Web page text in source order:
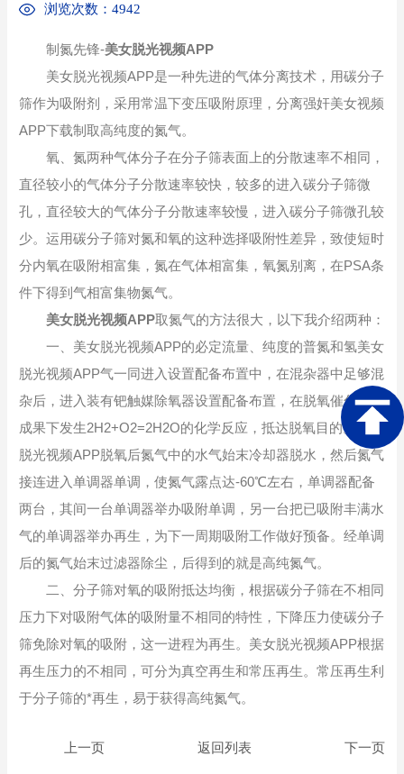
浏览次数：4942
制氮先锋-美女脱光视频APP
美女脱光视频APP是一种先进的气体分离技术，用碳分子
筛作为吸附剂，采用常温下变压吸附原理，分离强奸美女视频
APP下载制取高纯度的氮气。
氧、氮两种气体分子在分子筛表面上的分散速率不相同，
直径较小的气体分子分散速率较快，较多的进入碳分子筛微
孔，直径较大的气体分子分散速率较慢，进入碳分子筛微孔较
少。运用碳分子筛对氮和氧的这种选择吸附性差异，致使短时
分内氧在吸附相富集，氮在气体相富集，氧氮别离，在PSA条
件下得到气相富集物氮气。
美女脱光视频APP取氮气的方法很大，以下我介绍两种：
一、美女脱光视频APP的必定流量、纯度的普氮和氢美女
脱光视频APP气一同进入设置配备布置中，在混杂器中足够混
杂后，进入装有钯触媒除氧器设置配备布置，在脱氧催化剂的
成果下发生2H2+O2=2H2O的化学反应，抵达脱氧目的。美女
脱光视频APP脱氧后氮气中的水气始末冷却器脱水，然后氮气
接连进入单调器单调，使氮气露点达-60℃左右，单调器配备
两台，其间一台单调器举办吸附单调，另一台把已吸附丰满水
气的单调器举办再生，为下一周期吸附工作做好预备。经单调
后的氮气始末过滤器除尘，后得到的就是高纯氮气。
二、分子筛对氧的吸附抵达均衡，根据碳分子筛在不相同
压力下对吸附气体的吸附量不相同的特性，下降压力使碳分子
筛免除对氧的吸附，这一进程为再生。美女脱光视频APP根据
再生压力的不相同，可分为真空再生和常压再生。常压再生利
于分子筛的*再生，易于获得高纯氮气。
返回列表